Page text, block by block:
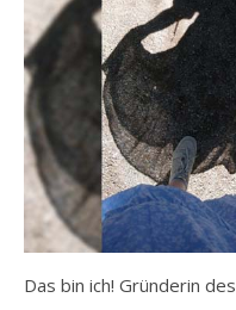
Das bin ich! Gründerin des